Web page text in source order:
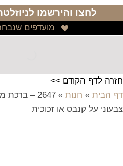
לחצו והירשמו
מועדפים
חזרה לדף הקודם >>
דף הבית » חנות »
2647 –
צבעוני על קנבס או זכוכית